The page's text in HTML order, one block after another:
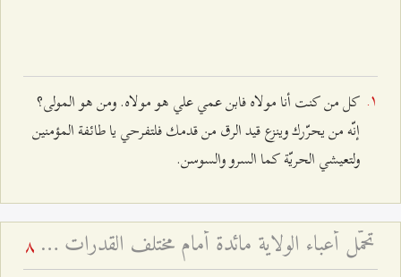
كل من كنت أنا مولاه فابن عمي علي هو مولاه. ومن هو المولى؟
إنّه من يحرّرك وينزع قيد الرق من قدمك فلتفرحي يا طائفة المؤمنين
ولتعيشي الحريّة كما السرو والسوسن.
تحمّل أعباء الولاية مائدة أمام مختلف القدرات - عيد الغدير ۱٤۳۱ هـ 8